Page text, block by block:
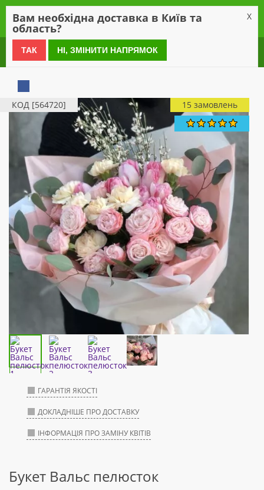
0 800 21 54 55
КОД [564720] 15 замовлень
ГАРАНТІЯ ЯКОСТІ
ДОКЛАДНІШЕ ПРО ДОСТАВКУ
ІНФОРМАЦІЯ ПРО ЗАМІНУ КВІТІВ
Букет Вальс пелюсток
Вам необхідна доставка в Київ та
область?
X
ТАК НІ, ЗМІНИТИ НАПРЯМОК